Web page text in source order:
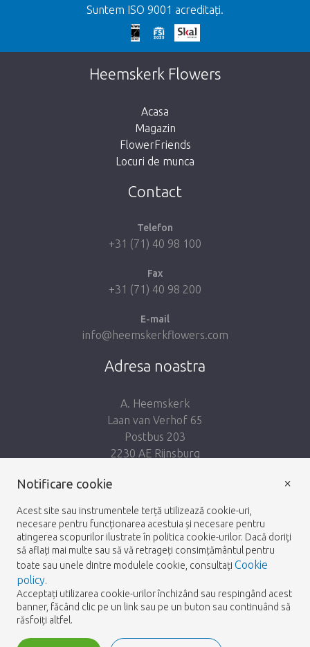
We're sorry
This page does not exist. Click on the
button below to return to the shop.
Suntem ISO 9001 acreditați.
Heemskerk Flowers
Acasa
Magazin
FlowerFriends
Locuri de munca
Contact
Telefon
+31 (71) 40 98 100
Fax
+31 (71) 40 98 200
E-mail
info@heemskerkflowers.com
Adresa noastra
A. Heemskerk
Laan van Verhof 65
Postbus 203
2230 AE Rijnsburg
© 2026 -
Notificare cookie
Acest site sau instrumentele terță utilizează cookie-uri,
necesare pentru funcționarea acestuia și necesare pentru
atingerea scopurilor ilustrate în politica cookie-urilor. Dacă doriți
să aflați mai multe sau să vă retrageți consimțământul pentru
toate sau unele dintre modulele cookie, consultați Cookie
policy.
Acceptați utilizarea cookie-urilor închizând sau respingând acest
banner, făcând clic pe un link sau pe un buton sau continuând să
răsfoiți altfel.
×